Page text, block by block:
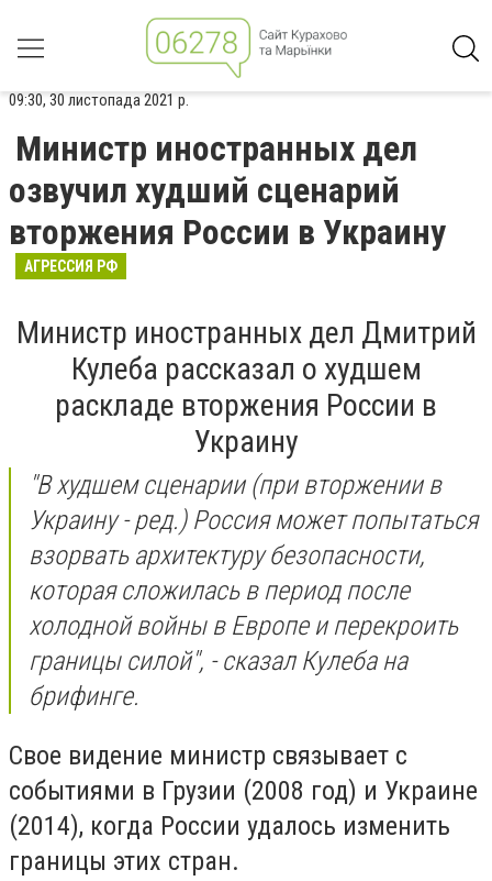
09:30, 30 листопада 2021 р.
Министр иностранных дел
озвучил худший сценарий
вторжения России в Украину
АГРЕССИЯ РФ
Министр иностранных дел Дмитрий
Кулеба рассказал о худшем
раскладе вторжения России в
Украину
"В худшем сценарии (при вторжении в
Украину - ред.) Россия может попытаться
взорвать архитектуру безопасности,
которая сложилась в период после
холодной войны в Европе и перекроить
границы силой", - сказал Кулеба на
брифинге.
Свое видение министр связывает с
событиями в Грузии (2008 год) и Украине
(2014), когда России удалось изменить
границы этих стран.